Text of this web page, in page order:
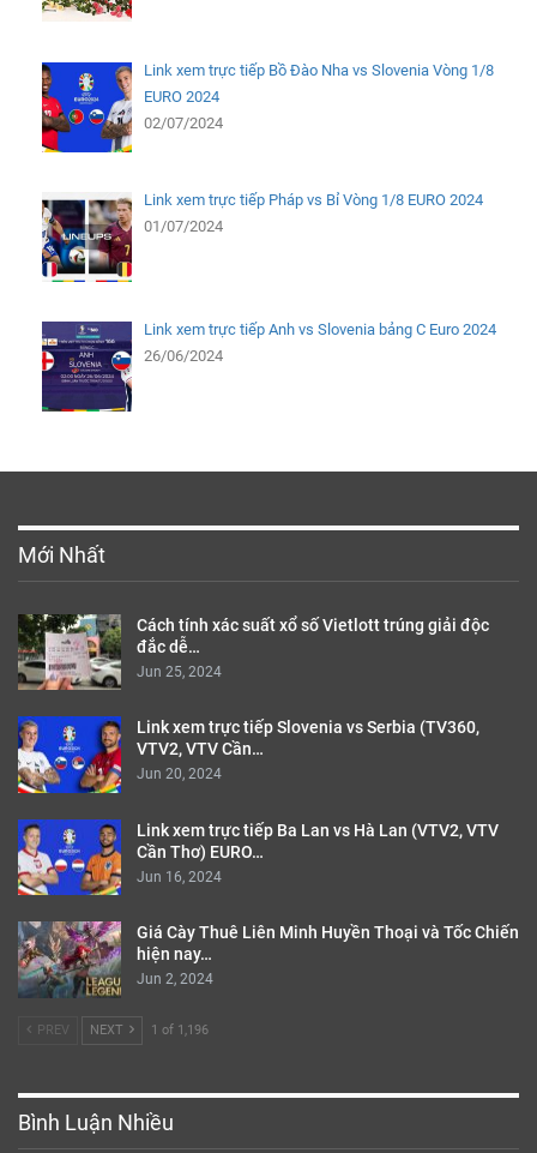
Link xem trực tiếp Bồ Đào Nha vs Slovenia Vòng 1/8
EURO 2024
02/07/2024
Link xem trực tiếp Pháp vs Bỉ Vòng 1/8 EURO 2024
01/07/2024
Link xem trực tiếp Anh vs Slovenia bảng C Euro 2024
26/06/2024
Mới Nhất
Cách tính xác suất xổ số Vietlott trúng giải độc
đắc dễ…
Jun 25, 2024
Link xem trực tiếp Slovenia vs Serbia (TV360,
VTV2, VTV Cần…
Jun 20, 2024
Link xem trực tiếp Ba Lan vs Hà Lan (VTV2, VTV
Cần Thơ) EURO…
Jun 16, 2024
Giá Cày Thuê Liên Minh Huyền Thoại và Tốc Chiến
hiện nay…
Jun 2, 2024
PREV NEXT 1 of 1,196
Bình Luận Nhiều